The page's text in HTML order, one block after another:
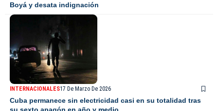
Boyá y desata indignación
INTERNACIONALES17 De Marzo De 2026
Cuba permanece sin electricidad casi en su totalidad tras
su sexto apagón en año y medio